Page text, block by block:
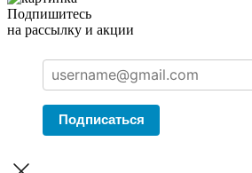
Подпишитесь
на рассылку и акции
Подписаться